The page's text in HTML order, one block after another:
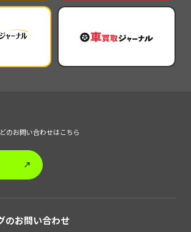
のお問い合わせはこちら
のお問い合わせ